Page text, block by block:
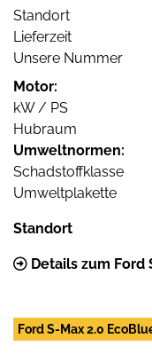
Standort
Lieferzeit
Unsere Nummer
Motor:
kW / PS
Hubraum
Umweltnormen:
Schadstoffklasse
Umweltplakette
Standort
Details zum Ford
Ford S-Max 2.0